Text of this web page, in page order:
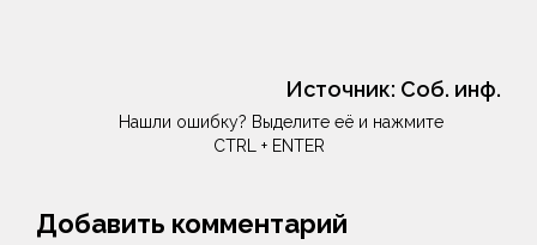
Источник: Соб. инф.
Нашли ошибку? Выделите её и нажмите
CTRL + ENTER
Добавить комментарий